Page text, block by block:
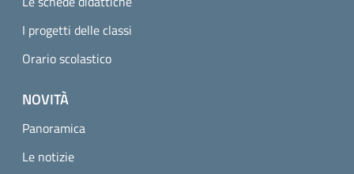
I progetti delle classi
Orario scolastico
NOVITÀ
Panoramica
Le notizie